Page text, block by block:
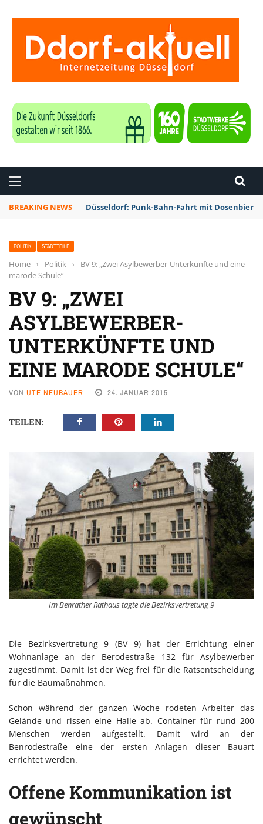
BREAKING NEWS Düsseldorf: Punk-Bahn-Fahrt mit Dosenbier
POLITIK STADTTEILE
Home › Politik ›
BV 9: „Zwei Asylbewerber-Unterkünfte und eine
marode Schule“
BV 9: „ZWEI
ASYLBEWERBER-
UNTERKÜNFTE UND
EINE MARODE SCHULE“
VON UTE NEUBAUER 24. JANUAR 2015
TEILEN:
Im Benrather Rathaus tagte die Bezirksvertretung 9
Die Bezirksvertretung 9 (BV 9) hat der Errichtung einer
Wohnanlage an der Berodestraße 132 für Asylbewerber
zugestimmt. Damit ist der Weg frei für die Ratsentscheidung
für die Baumaßnahmen.
Schon während der ganzen Woche rodeten Arbeiter das
Gelände und rissen eine Halle ab. Container für rund 200
Menschen werden aufgestellt. Damit wird an der
Benrodestraße eine der ersten Anlagen dieser Bauart
errichtet werden.
Offene Kommunikation ist
gewünscht